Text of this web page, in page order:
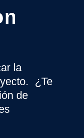
la
¿Te
de